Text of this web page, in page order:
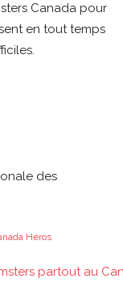
Canada pour
en tout temps
des
Héros